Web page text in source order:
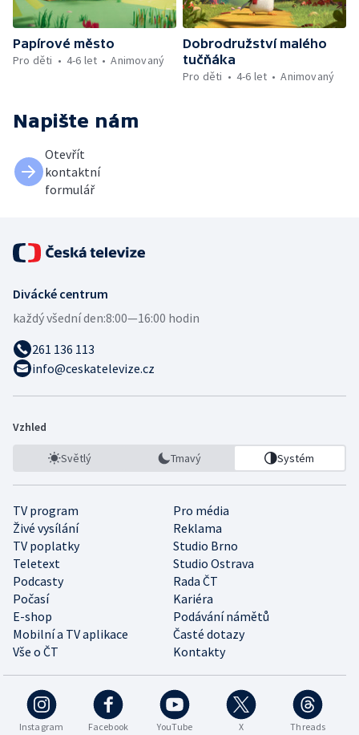
Papírové město
Pro děti
4-6 let Animovaný
Dobrodružství malého
tučňáka
Pro děti
4-6 let Animovaný
Napište nám
Otevřít
kontaktní
formulář
Divácké centrum
každý všední den:8:00—16:00 hodin
261 136 113
info@ceskatelevize.cz
Vzhled
Světlý Tmavý Systém
TV program
Pro média
Živé vysílání
Reklama
TV poplatky
Studio Brno
Teletext
Studio Ostrava
Podcasty
Rada ČT
Počasí
Kariéra
E-shop
Podávání námětů
Mobilní a TV aplikace
Časté dotazy
Vše o ČT
Kontakty
Instagram Facebook YouTube X Threads